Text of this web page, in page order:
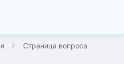
Страница вопроса